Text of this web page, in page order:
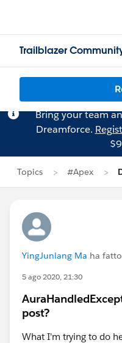
Trailblazer
Bring your team
Dreamforce.
Topics #Apex
YingJunlang Ma ha
5 ago 2020, 21:30
post?
What I'm trying to do